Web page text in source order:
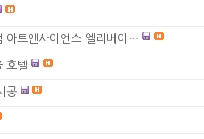
아트앤사이언스 엘리베이…
호텔
공